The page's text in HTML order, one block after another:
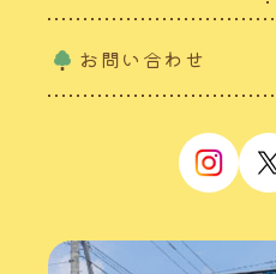
お問い合わせ